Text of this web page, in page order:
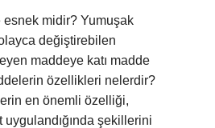
esnek midir? Yumuşak
değiştirebilen
maddeye katı madde
özellikleri nelerdir?
en önemli özelliği,
şekillerini